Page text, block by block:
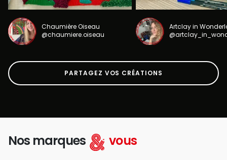
Chaumière Oiseau
@chaumiere.oiseau
Artclay in
PARTAGEZ VOS CRÉATIONS
Nos marques vous